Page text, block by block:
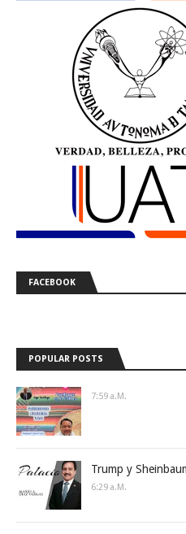
FACEBOOK
POPULAR POSTS
7:59 A.m.
Trump y
6:29 A.m.